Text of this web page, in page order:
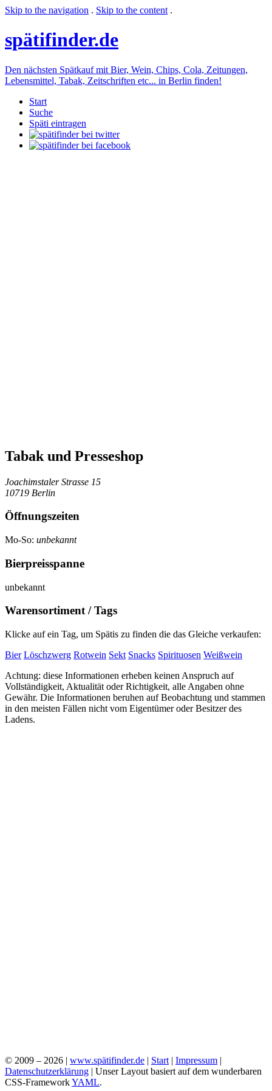
Skip to the navigation . Skip to the content .
spätifinder.de
Den nächsten Spätkauf mit Bier, Wein, Chips, Cola, Zeitungen,
Lebensmittel, Tabak, Zeitschriften etc... in Berlin finden!
Start
Suche
Späti eintragen
Tabak und Presseshop
Joachimstaler Strasse 15
10719 Berlin
Öffnungszeiten
Mo-So: unbekannt
Bierpreisspanne
unbekannt
Warensortiment / Tags
Klicke auf ein Tag, um Spätis zu finden die das Gleiche verkaufen:
Bier Löschzwerg Rotwein Sekt Snacks Spirituosen Weißwein
Achtung: diese Informationen erheben keinen Anspruch auf
Vollständigkeit, Aktualität oder Richtigkeit, alle Angaben ohne
Gewähr. Die Informationen beruhen auf Beobachtung und stammen
in den meisten Fällen nicht vom Eigentümer oder Besitzer des
Ladens.
© 2009 – 2026 | www.spätifinder.de | Start | Impressum |
Datenschutzerklärung | Unser Layout basiert auf dem wunderbaren
CSS-FrameworkYAML.